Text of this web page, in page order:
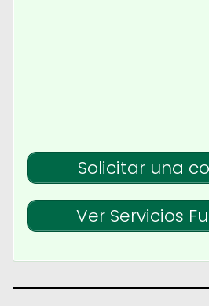
Solicitar una
Ver Servicios